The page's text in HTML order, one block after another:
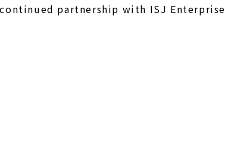
partnership with ISJ Enterprise